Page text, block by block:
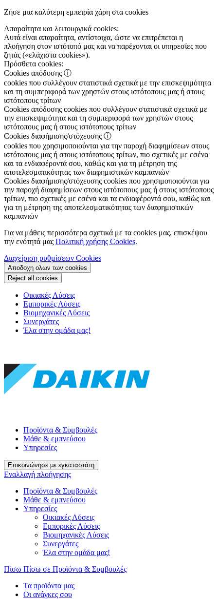
Ζήσε μια καλύτερη εμπειρία χάρη στα cookies
Απαραίτητα και λειτουργικά cookies:
Αυτά είναι απαραίτητα, αντίστοιχα, ώστε να επιτρέπεται η
πλοήγηση στον ιστότοπό μας και να παρέχονται οι υπηρεσίες που
ζητάς («ελάχιστα cookies»).
Πρόσθετα cookies:
Cookies απόδοσης ⓘ
cookies που συλλέγουν στατιστικά σχετικά με την επισκεψιμότητα
και τη συμπεριφορά των χρηστών στους ιστότοπους μας ή στους
ιστότοπους τρίτων
Cookies απόδοσης cookies που συλλέγουν στατιστικά σχετικά με
την επισκεψιμότητα και τη συμπεριφορά των χρηστών στους
ιστότοπους μας ή στους ιστότοπους τρίτων
Cookies διαφήμισης/στόχευσης ⓘ
cookies που χρησιμοποιούνται για την παροχή διαφημίσεων στους
ιστότοπους μας ή στους ιστότοπους τρίτων, πιο σχετικές με εσένα
και τα ενδιαφέροντά σου, καθώς και για τη μέτρηση της
αποτελεσματικότητας των διαφημιστικών καμπανιών
Cookies διαφήμισης/στόχευσης cookies που χρησιμοποιούνται για
την παροχή διαφημίσεων στους ιστότοπους μας ή στους ιστότοπους
τρίτων, πιο σχετικές με εσένα και τα ενδιαφέροντά σου, καθώς και
για τη μέτρηση της αποτελεσματικότητας των διαφημιστικών
καμπανιών
Για να μάθεις περισσότερα σχετικά με τα cookies μας, επισκέψου
την ενότητά μας Πολιτική χρήσης Cookies.
Διαχείριση ρυθμίσεων Cookies
Αποδοχη ολων των cookies
Reject all cookies
Οικιακές Λύσεις
Εμπορικές Λύσεις
Βιομηχανικές Λύσεις
Συνεργάτες
Έλα στην ομάδα μας!
Προϊόντα & Συμβουλές
Μάθε & εμπνεύσου
Υπηρεσίες
Επικοινώνησε με εγκαταστάτη
Εναλλαγή πλοήγησης
Προϊόντα & Συμβουλές
Μάθε & εμπνεύσου
Υπηρεσίες
Οικιακές Λύσεις
Εμπορικές Λύσεις
Βιομηχανικές Λύσεις
Συνεργάτες
Έλα στην ομάδα μας!
Πίσω Πίσω σε Προϊόντα & Συμβουλές
Τα προϊόντα μας
Οι ανάγκες σου